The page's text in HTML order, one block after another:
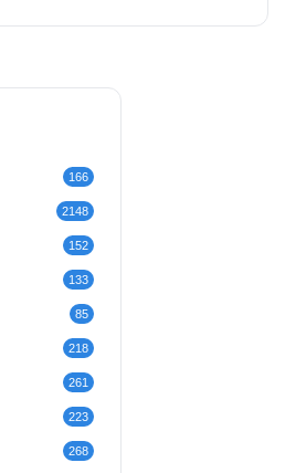
166
2148
152
133
85
218
261
223
268